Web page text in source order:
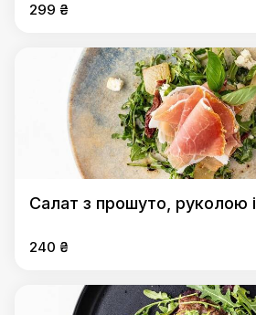
299 ₴
Салат з прошуто, руколою і
240 ₴